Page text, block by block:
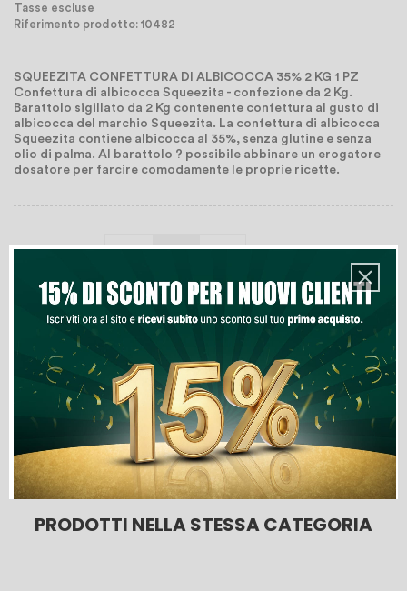
Tasse escluse
Riferimento prodotto: 10482
SQUEEZITA CONFETTURA DI ALBICOCCA 35% 2 KG 1 PZ
Confettura di albicocca Squeezita - confezione da 2 Kg.
Barattolo sigillato da 2 Kg contenente confettura al gusto di
albicocca del marchio Squeezita. La confettura di albicocca
Squeezita contiene albicocca al 35%, senza glutine e senza
olio di palma. Al barattolo ? possibile abbinare un erogatore
dosatore per farcire comodamente le proprie ricette.
Aggiungi Al Carrello
Lista Dei Desideri
PRODOTTI NELLA STESSA CATEGORIA